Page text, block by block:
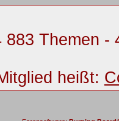
883 Themen
heißt: